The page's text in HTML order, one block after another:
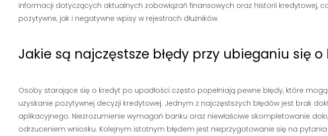
informacji dotyczących aktualnych zobowiązań finansowych oraz historii kredytowej,
pozytywne, jak i negatywne wpisy w rejestrach dłużników.
Jakie są najczęstsze błędy przy ubieganiu się
Osoby starające się o kredyt po upadłości często popełniają pewne błędy, które
uzyskanie pozytywnej decyzji kredytowej. Jednym z najczęstszych błędów jest brak
aplikacyjnego. Niezrozumienie wymagań banku oraz niewłaściwe skompletowanie
odrzuceniem wniosku. Kolejnym istotnym błędem jest nieprzygotowanie się na